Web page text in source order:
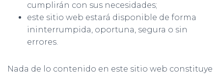
cumplirán con sus necesidades;
este sitio web estará disponible de forma
ininterrumpida, oportuna, segura o sin
errores.
Nada de lo contenido en este sitio web constituye